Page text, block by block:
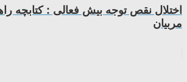
اختلال نقص توجه بیش فعالی : کتابچه
مربیان